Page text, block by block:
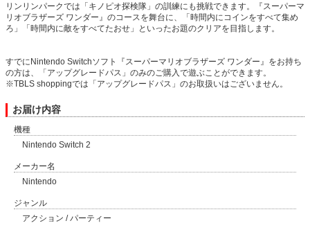
リンリンパークでは「キノピオ探検隊」の訓練にも挑戦できます。『スーパーマ
リオブラザーズ ワンダー』のコースを舞台に、「時間内にコインをすべて集め
ろ」「時間内に敵をすべてたおせ」といったお題のクリアを目指します。
すでにNintendo Switchソフト『スーパーマリオブラザーズ ワンダー』をお持ち
の方は、「アップグレードパス」のみのご購入で遊ぶことができます。
※TBLS shoppingでは「アップグレードパス」のお取扱いはございません。
お届け内容
機種
Nintendo Switch 2
メーカー名
Nintendo
ジャンル
アクション / パーティー